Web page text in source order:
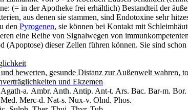
: (= in der Apotheke frei erhältlich) Bestandteil der
aus denen sie stammen, sind Endotoxinesehr
den Pyrogenen, sie können bei Kontakt mit
eine Reihe von Signalwegen von
(Apoptose) dieser Zellen führen können. Sie sind
bewerten, gesunde Distanz zur Außenwelt wahren,
und Ekzemen
Agath-a. Ambr. Anth. Antip. Ant-t. Ars. Bac. Bar-m. Bor.
Merc-d. Nat-s. Nux-v. Olnd. Phos.